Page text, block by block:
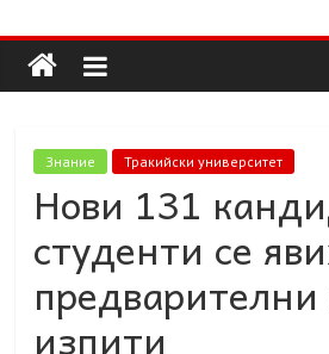
to
content
Долап
БГ
култура|
пътешествия|
мода|
събития|
кухня|
реклама|
Знание Тракийски университет
Нови 131
студенти се
изпити